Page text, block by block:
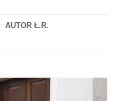
AUTOR Ł.R.